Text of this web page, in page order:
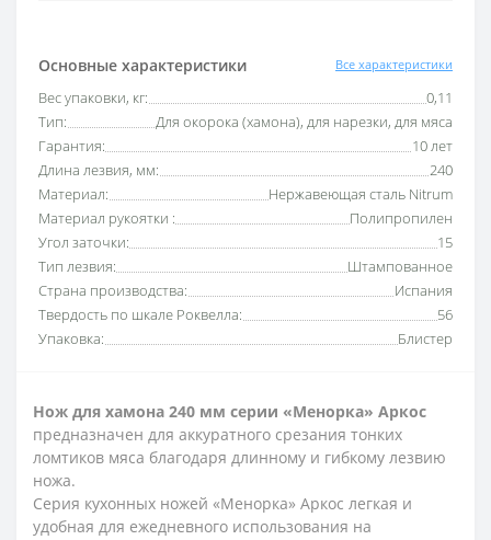
Основные характеристики Все характеристики
Вес упаковки, кг:
0,11
Тип:
Для окорока (хамона), для нарезки, для мяса
Гарантия:
10 лет
Длина лезвия, мм:
240
Материал:
Нержавеющая сталь Nitrum
Материал рукоятки :
Полипропилен
Угол заточки:
15
Тип лезвия:
Штампованное
Страна производства:
Испания
Твердость по шкале Роквелла:
56
Упаковка:
Блистер
Нож для хамона 240 мм серии «Менорка» Аркос
предназначен для аккуратного срезания тонких
ломтиков мяса благодаря длинному и гибкому лезвию
ножа.
Серия кухонных ножей «Менорка» Аркос легкая и
удобная для ежедневного использования на